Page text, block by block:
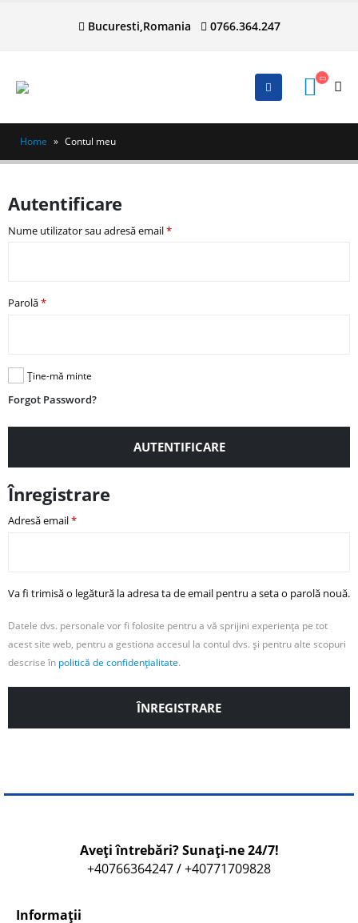
Bucuresti,Romania 0766.364.247
Home » Contul meu
Autentificare
Nume utilizator sau adresă email*
Parolă*
Ține-mă minte
Forgot Password?
AUTENTIFICARE
Înregistrare
Adresă email*
Va fi trimisă o legătură la adresa ta de email pentru a seta o parolă nouă.
Datele dvs. personale vor fi folosite pentru a vă sprijini experiența pe tot
acest site web, pentru a gestiona accesul la contul dvs. și pentru alte scopuri
descrise în politică de confidențialitate.
ÎNREGISTRARE
Aveți întrebări? Sunați-ne 24/7!
+40766364247 / +40771709828
Informații